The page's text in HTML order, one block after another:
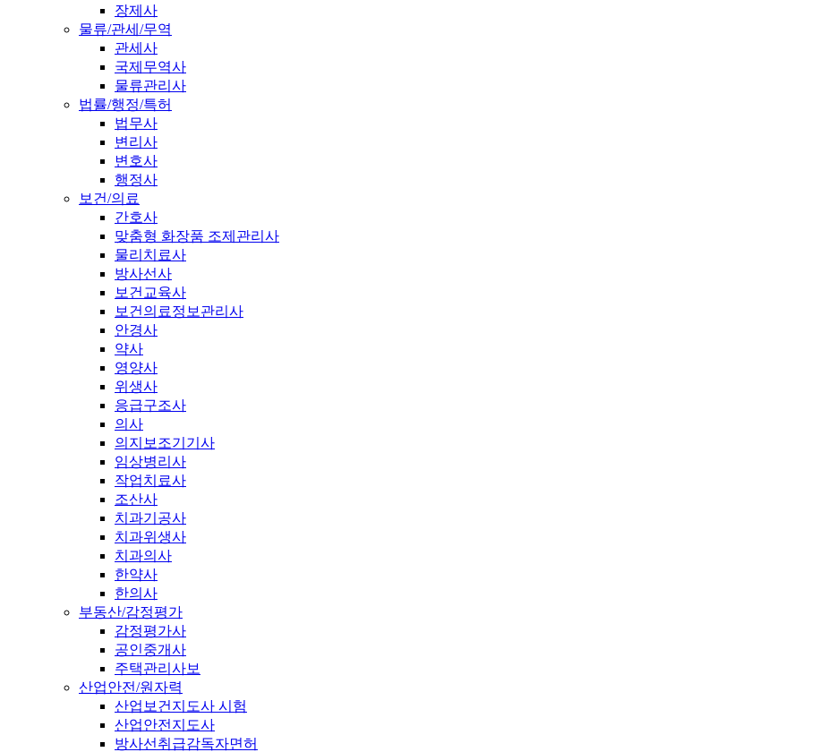
장제사
물류/관세/무역
관세사
국제무역사
물류관리사
법률/행정/특허
법무사
변리사
변호사
행정사
보건/의료
간호사
맞춤형 화장품 조제관리사
물리치료사
방사선사
보건교육사
보건의료정보관리사
안경사
약사
영양사
위생사
응급구조사
의사
의지보조기기사
임상병리사
작업치료사
조산사
치과기공사
치과위생사
치과의사
한약사
한의사
부동산/감정평가
감정평가사
공인중개사
주택관리사보
산업안전/원자력
산업보건지도사 시험
산업안전지도사
방사선취급감독자면허